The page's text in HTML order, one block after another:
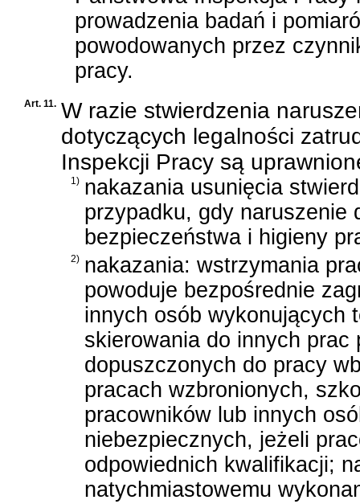
prowadzenia badań i
powodowanych przez
pracy.
Art. 11. W razie stwierdzenia
dotyczących legalności
Inspekcji Pracy są
1) nakazania usunięcia
przypadku, gdy naruszenie
bezpieczeństwa i higieny
2) nakazania: wstrzymania
powoduje bezpośrednie
innych osób wykonujących
skierowania do innych
dopuszczonych do pracy
pracach wzbronionych,
pracowników lub innych
niebezpiecznych, jeżeli
odpowiednich kwalifikacji;
natychmiastowemu